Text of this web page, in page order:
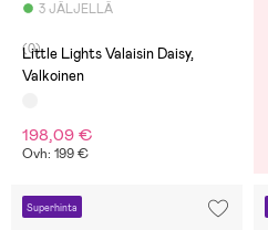
3 JÄLJELLÄ
(0)
Little Lights Valaisin Daisy,
Valkoinen
198,09 €
Ovh: 199 €
Superhinta